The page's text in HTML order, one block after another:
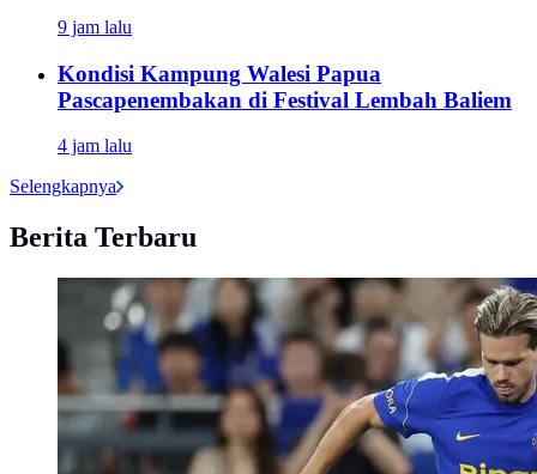
9 jam lalu
Kondisi Kampung Walesi Papua
Pascapenembakan di Festival Lembah Baliem
4 jam lalu
Selengkapnya
Berita Terbaru